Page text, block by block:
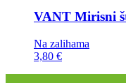
VANT Mirisni
Na zalihama
3,80 €